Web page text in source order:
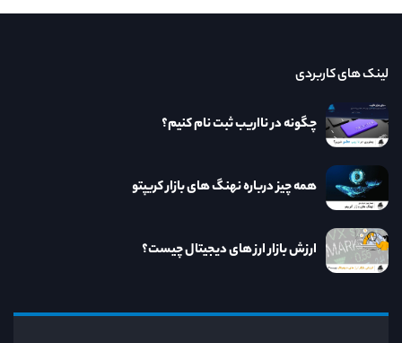
لینک های کاربردی
چگونه در نااریب ثبت نام کنیم؟
همه چیز درباره نهنگ های بازار کریپتو
ارزش بازار ارز های دیجیتال چیست؟